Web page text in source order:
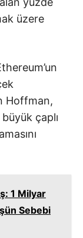
üzere
Hoffman,
çaplı
1 Milyar
Sebebi